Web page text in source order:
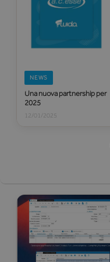
NEWS
Una nuova partnership per
2025
12/01/2025